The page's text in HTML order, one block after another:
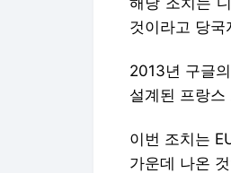
것이라고 당국
2013년 구글
설계된 프랑
이번 조치는
가운데 나온